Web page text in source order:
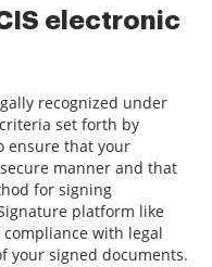
electronic
recognized under
set forth by
ensure that your
manner and that
for signing
platform like
with legal
your signed documents.